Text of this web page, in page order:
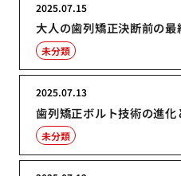
大人の歯列矯正決断前の最
2025.07.15
未分類
歯列矯正ボルト技術の進
2025.07.13
未分類